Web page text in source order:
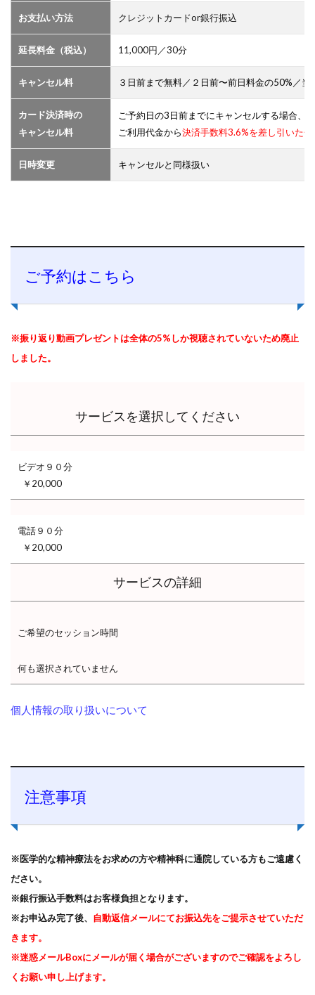
えてものだったことを発見していただきありがとうございまし
た。
いうことがわかり心底納得できました。
お支払い方法 クレジットカードor銀行振込
延長料金（税込） 11,000円／30分
キャンセル料 ３日前まで無料／２日前〜前日料金の50%／
カード決済時の
キャンセル料
ご予約日の3日前までにキャンセルする場合、
ご利用代金から決済手数料3.6%を差し引いた
日時変更 キャンセルと同様扱い
ご予約はこちら
※振り返り動画プレゼントは全体の5%しか視聴されていないため廃止
しました。
サービスを選択してください
ビデオ９０分
￥20,000
電話９０分
￥20,000
サービスの詳細
ご希望のセッション時間
何も選択されていません
個人情報の取り扱いについて
注意事項
※医学的な精神療法をお求めの方や精神科に通院している方もご遠慮く
ださい。
※銀行振込手数料はお客様負担となります。
※お申込み完了後、 自動返信メールにてお振込先をご提示させていただ
きます。
※迷惑メールBoxにメールが届く場合がございますのでご確認をよろし
くお願い申し上げます。